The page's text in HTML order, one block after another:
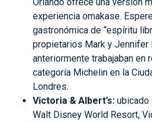
experiencia omakase.
gastronómica de “espíritu
propietarios Mark y Jennifer
anteriormente trabajaban en
categoría Michelin en la
Londres.
Victoria & Albert’s: ubicado
Walt Disney World Resort,